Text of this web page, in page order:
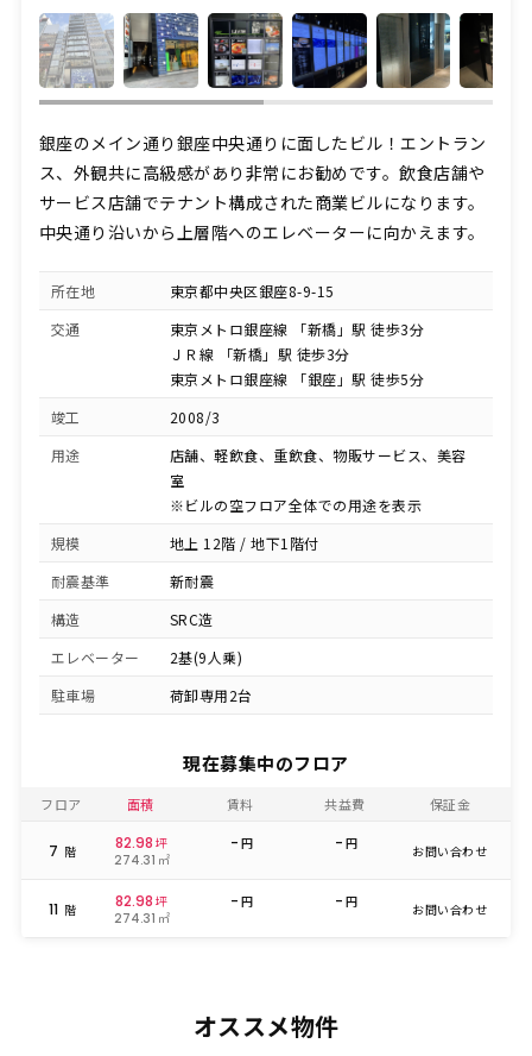
銀座のメイン通り銀座中央通りに面したビル！エントラン
ス、外観共に高級感があり非常にお勧めです。飲食店舗や
サービス店舗でテナント構成された商業ビルになります。
中央通り沿いから上層階へのエレベーターに向かえます。
所在地
東京都中央区銀座8-9-15
交通
東京メトロ銀座線 「新橋」駅 徒歩3分
ＪＲ線 「新橋」駅 徒歩3分
東京メトロ銀座線 「銀座」駅 徒歩5分
竣工
2008/3
用途
店舗、軽飲食、重飲食、物販サービス、美容
室
※ビルの空フロア全体での用途を表示
規模
地上 12階 / 地下1階付
耐震基準
新耐震
構造
SRC造
エレベーター
2基(9人乗)
駐車場
荷卸専用2台
現在募集中のフロア
フロア 面積 賃料 共益費 保証金
7 階 82.98 坪
274.31 ㎡
- 円 - 円 お問い合わせ
11 階 82.98 坪
274.31 ㎡
- 円 - 円 お問い合わせ
オススメ物件